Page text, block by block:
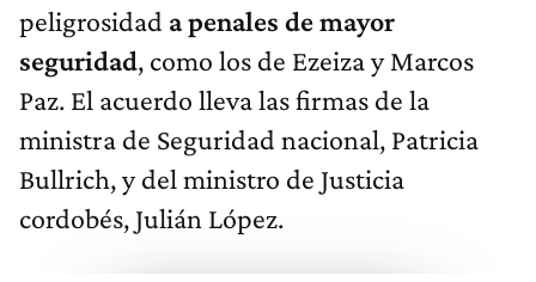
peligrosidad a penales de mayor
seguridad, como los de Ezeiza y Marcos
Paz. El acuerdo lleva las firmas de la
ministra de Seguridad nacional, Patricia
Bullrich, y del ministro de Justicia
cordobés, Julián López.